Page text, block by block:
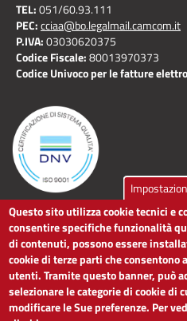
TEL:051/60.93.111
PEC:cciaa@bo.legalmail.camcom.it
P.IVA:03030620375
Codice Fiscale:80013970373
Codice Univoco per le fatture
LINK UTILI
Dichiarazione di accessibilità
Obiettivi di accessibilità
Segnalaci problemi di accessibilità
Note legali
Questo sito utilizza cookie tecnici e
consentire specifiche funzionalità
di contenuti, possono essere
cookie di terze parti che
utenti. Tramite questo banner, può
selezionare le categorie di cookie di
modificare le Sue preferenze. Per